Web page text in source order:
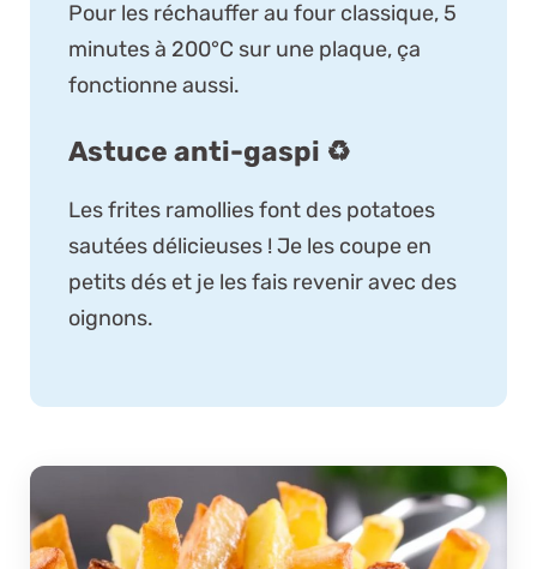
Pour les réchauffer au four classique, 5
minutes à 200°C sur une plaque, ça
fonctionne aussi.
Astuce anti-gaspi ♻️
Les frites ramollies font des potatoes
sautées délicieuses ! Je les coupe en
petits dés et je les fais revenir avec des
oignons.